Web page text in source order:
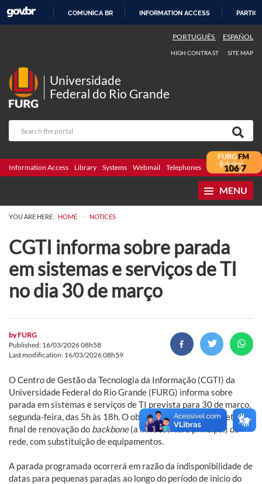
COMUNICA BR INFORMATION ACCESS
PORTUGUÊS ESPAÑOL
HIGH CONTRAST SITE MAP
Universidade
Federal do Rio Grande
Information Access Library Systems Webmail Telephones Bidding
MENU
YOU ARE HERE: HOME > NOTICES
CGTI informa sobre parada
em sistemas e serviços de TI
no dia 30 de março
byFURG
Published: 16/03/2026 08h58
Last modification: 16/03/2026 08h59
O Centro de Gestão da Tecnologia da Informação (CGTI) da
Universidade Federal do Rio Grande (FURG) informa sobre
parada em sistemas e serviços de TI prevista para 30 de março,
segunda-feira, das 5h às 18h. O objetivo é a execução da etapa
final de renovação do backbone(a infraestrtura principal) da
rede, com substituição de equipamentos.
A parada programada ocorrerá em razão da indisponibilidade de
datas para pequenas paradas ao longo do período de início do